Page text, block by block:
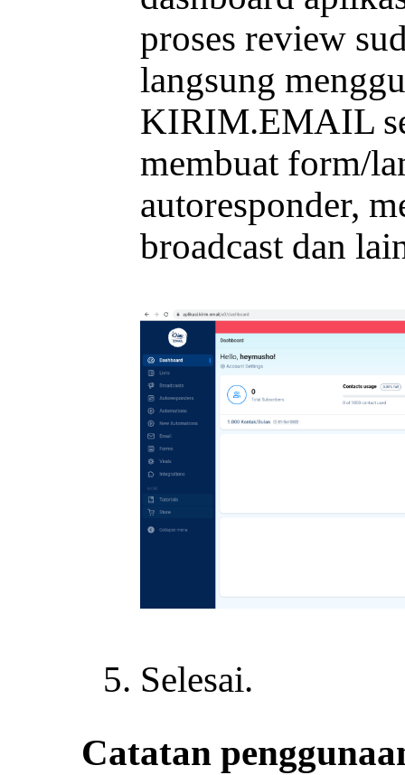
proses review
langsung
KIRIM.EMAIL
membuat form/
autoresponder,
broadcast dan
Selesai.
Catatan